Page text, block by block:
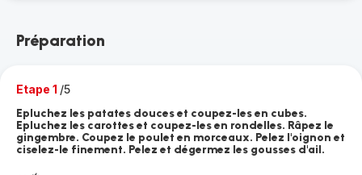
Préparation
Etape 1 /5
Epluchez les patates douces et coupez-les en cubes.
Epluchez les carottes et coupez-les en rondelles. Râpez le
gingembre. Coupez le poulet en morceaux. Pelez l'oignon et
ciselez-le finement. Pelez et dégermez les gousses d'ail.